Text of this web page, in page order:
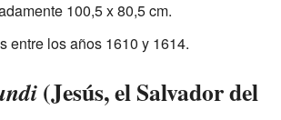
100,5 x 80,5 cm.
entre los años 1610 y 1614.
(Jesús, el Salvador del